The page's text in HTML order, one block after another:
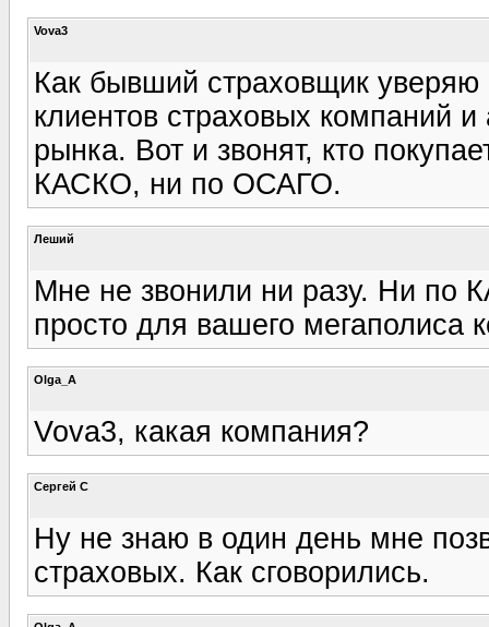
Vova3
Как бывший страховщик
клиентов страховых компаний
рынка. Вот и звонят, кто
КАСКО, ни по ОСАГО.
Леший
Мне не звонили ни разу. Ни
просто для вашего мегаполиса
Olga_A
Vova3, какая компания?
Сергей С
Ну не знаю в один день мне
страховых. Как сговорились.